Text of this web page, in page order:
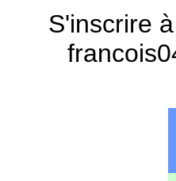
S'inscrire